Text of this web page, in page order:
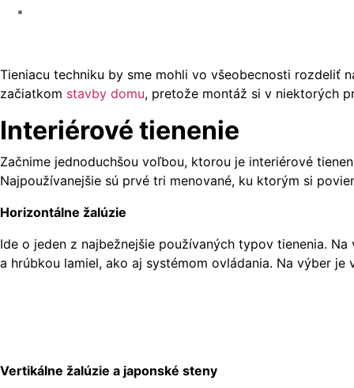
Tieniacu techniku by sme mohli vo všeobecnosti
začiatkom stavby domu, pretože montáž si v niektorých
Interiérové tienenie
Začnime jednoduchšou voľbou, ktorou je interiérové
Najpoužívanejšie sú prvé tri menované, ku ktorým si
Horizontálne žalúzie
Ide o jeden z najbežnejšie používaných typov tienenia.
a hrúbkou lamiel, ako aj systémom ovládania. Na výber
Vertikálne žalúzie a japonské steny